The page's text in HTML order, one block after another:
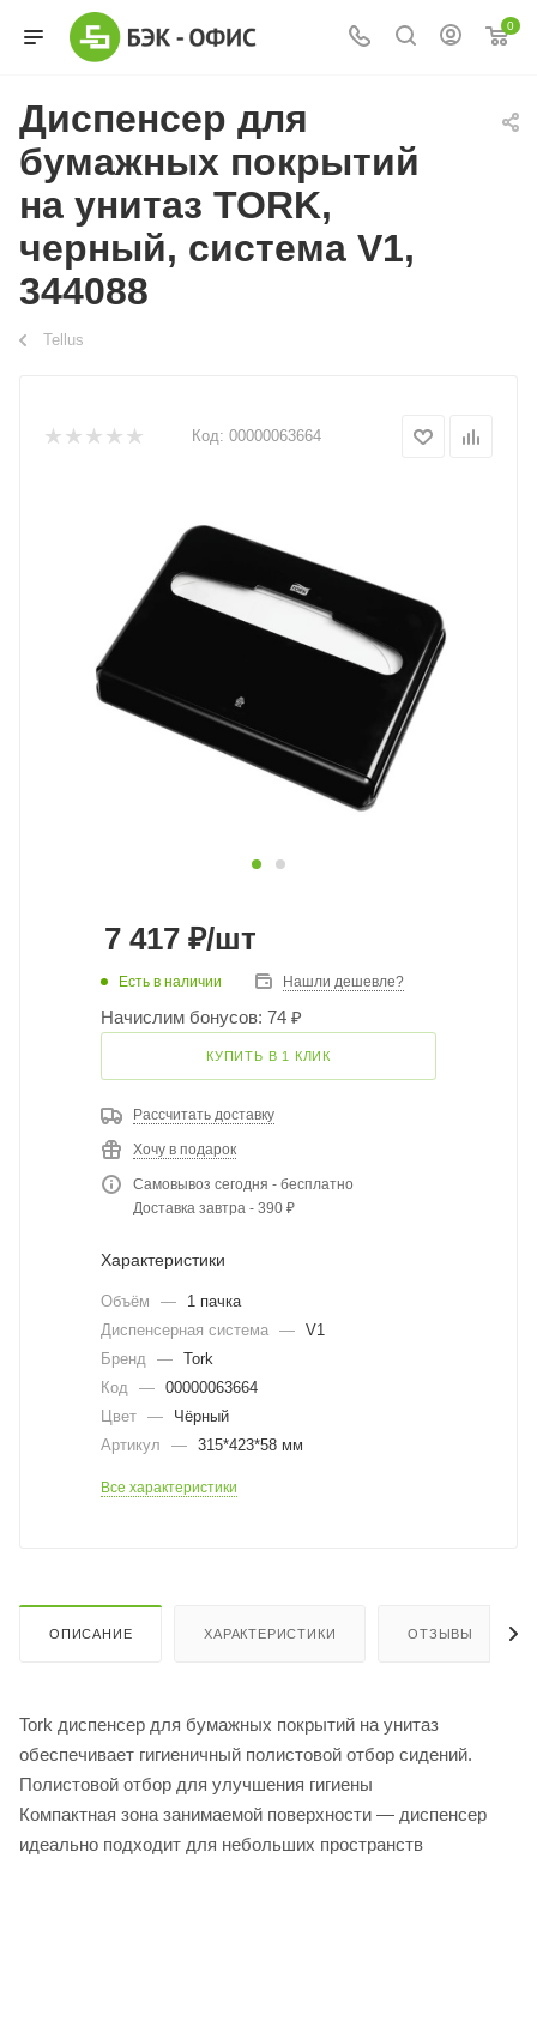
0
Диспенсер для
бумажных покрытий
на унитаз TORK,
черный, система V1,
344088
Tellus
Код: 00000063664
7 417 ₽/шт
Есть в наличии Нашли дешевле?
Начислим бонусов: 74 ₽
КУПИТЬ В 1 КЛИК
Рассчитать доставку
Хочу в подарок
Самовывоз сегодня - бесплатно
Доставка завтра - 390 ₽
Характеристики
Объём —
1 пачка
Диспенсерная система — V1
Бренд — Tork
Код — 00000063664
Цвет —
Чёрный
Артикул
— 315*423*58 мм
Все характеристики
ОПИСАНИЕ ХАРАКТЕРИСТИКИ ОТЗЫВЫ
Tork диспенсер для бумажных покрытий на унитаз
обеспечивает гигиеничный полистовой отбор сидений.
Полистовой отбор для улучшения гигиены
Компактная зона занимаемой поверхности — диспенсер
идеально подходит для небольших пространств